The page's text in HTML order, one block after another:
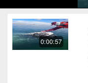
0:00:57